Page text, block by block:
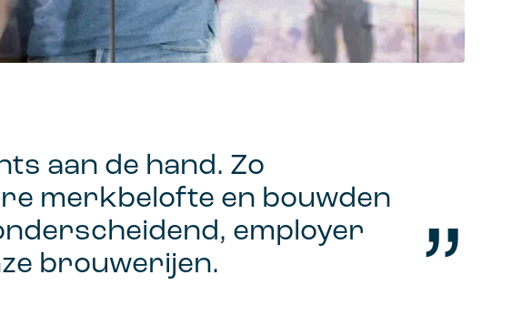
aan de hand. Zo
merkbelofte en bouwden
employer
brouwerijen.